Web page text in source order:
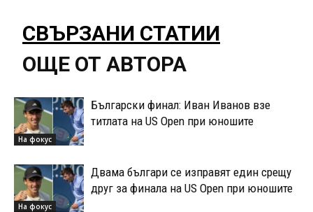
СВЪРЗАНИ СТАТИИ
ОЩЕ ОТ АВТОРА
На фокус
Български финал: Иван Иванов взе
титлата на US Open при юношите
На фокус
Двама българи се изправят един срещу
друг за финала на US Open при юношите